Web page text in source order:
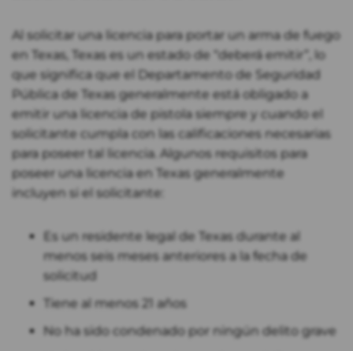
Al solicitar una licencia para portar un arma de fuego
en Texas, Texas es un estado de “deberá emitir”, lo
que significa que el Departamento de Seguridad
Pública de Texas generalmente está obligado a
emitir una licencia de pistola siempre y cuando el
solicitante cumpla con las calificaciones necesarias
para poseer tal licencia. Algunos requisitos para
poseer una licencia en Texas generalmente
incluyen si el solicitante:
Es un residente legal de Texas durante al
menos seis meses anteriores a la fecha de
solicitud
Tiene al menos 21 años
No ha sido condenado por ningún delito grave